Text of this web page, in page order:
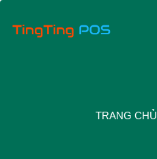
TRANG CHỦ